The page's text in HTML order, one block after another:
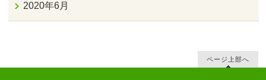
2020年6月
ページ上部へ